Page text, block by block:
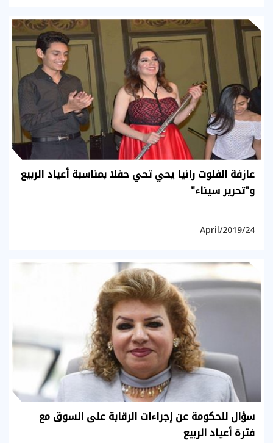
عازفة الفلوت رانيا يحي تحي حفلا بمناسبة أعياد الربيع
و"تحرير سيناء"
24/April/2019
سؤال للحكومة عن إجراءات الرقابة على السوق مع
فترة أعياد الربيع